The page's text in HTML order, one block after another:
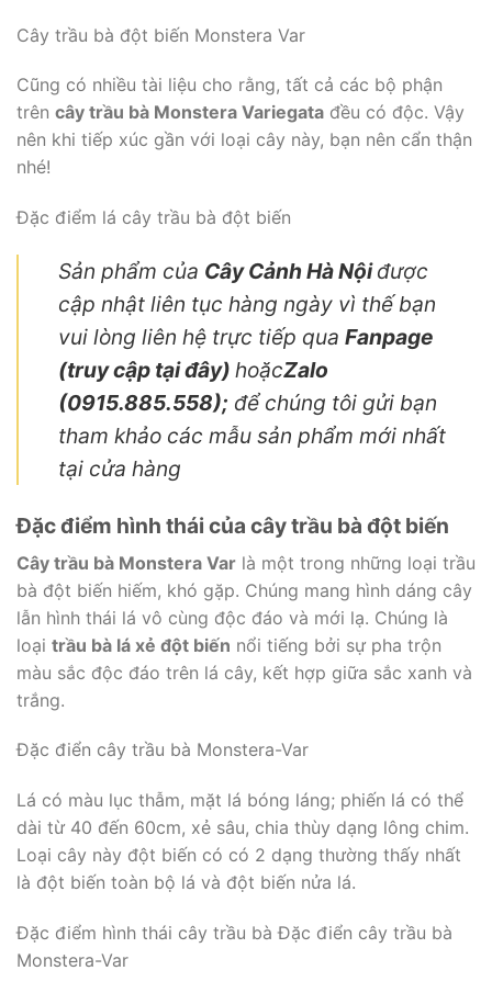
Cây trầu bà đột biến Monstera Var
Cũng có nhiều tài liệu cho rằng, tất cả các bộ phận
trên cây trầu bà Monstera Variegata đều có độc. Vậy
nên khi tiếp xúc gần với loại cây này, bạn nên cẩn thận
nhé!
Đặc điểm lá cây trầu bà đột biến
Sản phẩm của Cây Cảnh Hà Nộiđược
cập nhật liên tục hàng ngày vì thế bạn
vui lòng liên hệ trực tiếp qua Fanpage
(truy cập tại đây) hoặcZalo
(0915.885.558); để chúng tôi gửi bạn
tham khảo các mẫu sản phẩm mới nhất
tại cửa hàng
Đặc điểm hình thái của cây trầu bà đột biến
Cây trầu bà Monstera Var là một trong những loại trầu
bà đột biến hiếm, khó gặp. Chúng mang hình dáng cây
lẫn hình thái lá vô cùng độc đáo và mới lạ. Chúng là
loại trầu bà lá xẻ đột biến nổi tiếng bởi sự pha trộn
màu sắc độc đáo trên lá cây, kết hợp giữa sắc xanh và
trắng.
Đặc điển cây trầu bà Monstera-Var
Lá có màu lục thẫm, mặt lá bóng láng; phiến lá có thể
dài từ 40 đến 60cm, xẻ sâu, chia thùy dạng lông chim.
Loại cây này đột biến có có 2 dạng thường thấy nhất
là đột biến toàn bộ lá và đột biến nửa lá.
Đặc điểm hình thái cây trầu bà Đặc điển cây trầu bà
Monstera-Var